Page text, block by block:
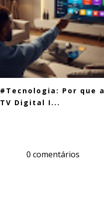
#Tecnologia: Por que a
TV Digital I...
0 comentários